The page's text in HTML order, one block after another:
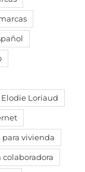
Elodie Loriaud
para vivienda
colaboradora